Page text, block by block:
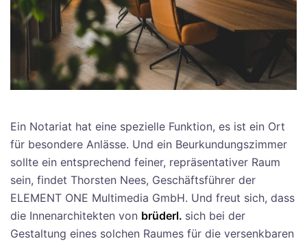
Ein Notariat hat eine spezielle Funktion, es ist ein Ort
für besondere Anlässe. Und ein Beurkundungszimmer
sollte ein entsprechend feiner, repräsentativer Raum
sein, findet Thorsten Nees, Geschäftsführer der
ELEMENT ONE Multimedia GmbH. Und freut sich, dass
die Innenarchitekten von brüderl. sich bei der
Gestaltung eines solchen Raumes für die versenkbaren